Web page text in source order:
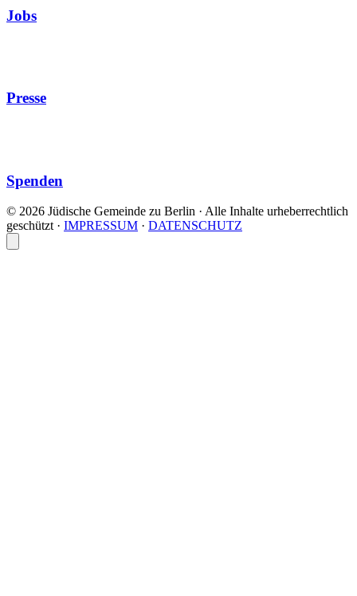
Jobs
Presse
Spenden
© 2026 Jüdische Gemeinde zu Berlin · Alle Inhalte urheberrechtlich
geschützt· IMPRESSUM · DATENSCHUTZ